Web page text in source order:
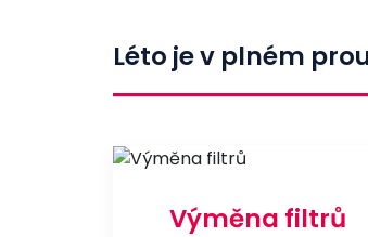
Léto je v plném
Výměna filtrů